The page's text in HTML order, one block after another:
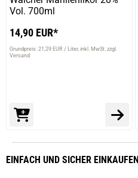
Vol. 700ml
14,90 EUR*
Grundpreis: 21,29 EUR / Liter inkl. MwSt. zzgl.
Versand
EINFACH UND SICHER EINKAUFEN